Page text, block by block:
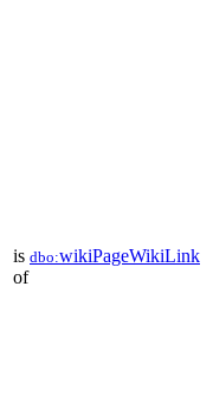
is dbo:wikiPageWikiLink
of